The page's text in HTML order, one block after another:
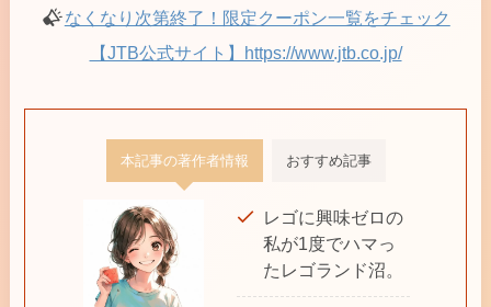
なくなり次第終了！限定クーポン一覧をチェック
【JTB公式サイト】https://www.jtb.co.jp/
本記事の著作者情報 おすすめ記事
レゴに興味ゼロの
私が1度でハマっ
たレゴランド沼。